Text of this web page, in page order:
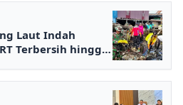
Laut Indah
Terbersih hingga